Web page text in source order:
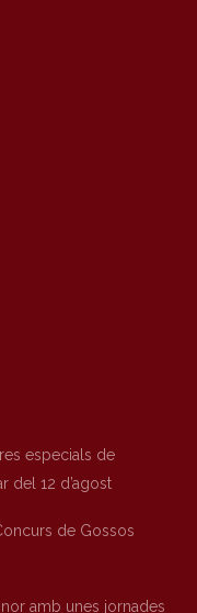
especials de
del 12 d’agost
de Gossos
amb unes jornades